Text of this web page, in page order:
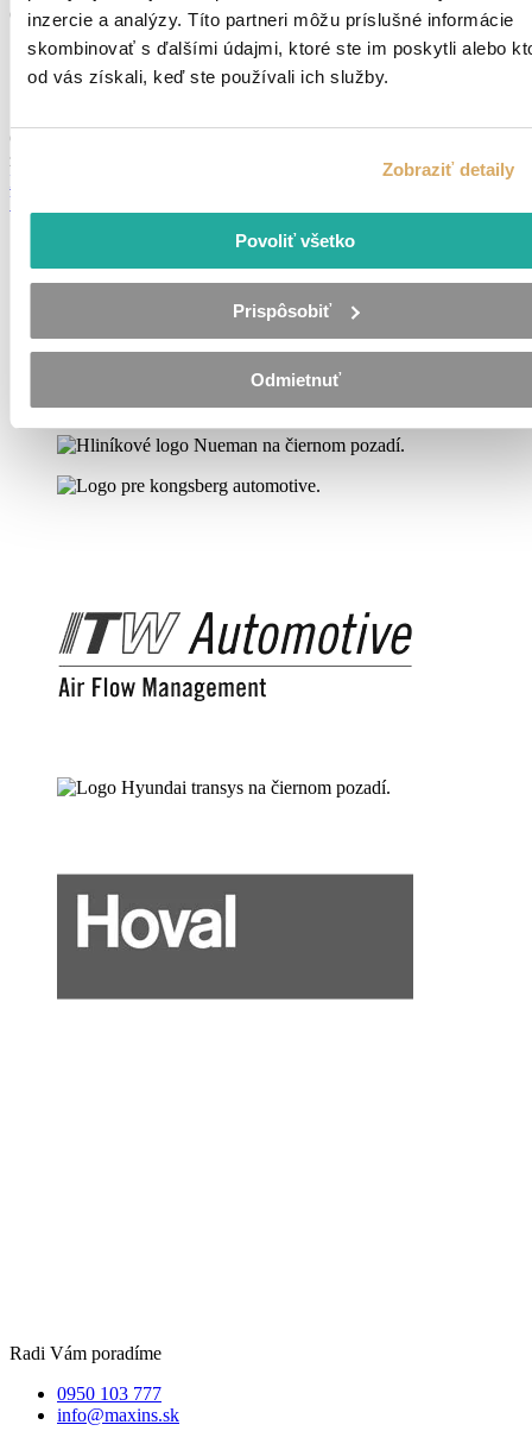
inzercie a analýzy. Títo partneri môžu príslušné informácie
skombinovať s ďalšími údajmi, ktoré ste im poskytli alebo
od vás získali, keď ste používali ich služby.
Zobraziť detaily
Povoliť všetko
Prispôsobiť
Odmietnuť
Operátor výroby – Piešťany
Piešťany
TPP
Od 5,80 - 6,71 €
zárobok 1 200 €)
Detail ponuky
Všetky ponuky
Radi Vám poradíme
0950 103 777
info@maxins.sk